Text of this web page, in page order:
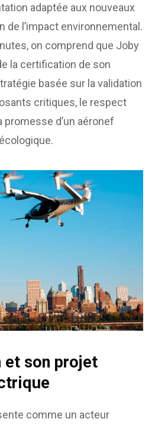
adaptée aux nouveaux
de l’impact environnemental.
on comprend que Joby
la certification de son
basée sur la validation
critiques, le respect
promesse d’un aéronef
et son projet
comme un acteur